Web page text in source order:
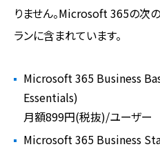
りません。Microsoft 365の次
ランに含まれています。
Microsoft 365 Business
Essentials)
月額899円(税抜)/ユーザー
Microsoft 365 Business